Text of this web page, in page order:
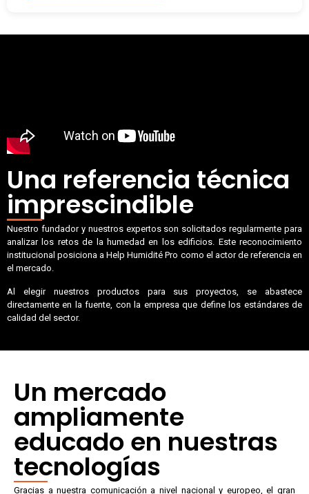
Una referencia técnica
imprescindible
Nuestro fundador y nuestros expertos son solicitados regularmente para
analizar los retos de la humedad en los edificios. Este reconocimiento
institucional posiciona a Help Humidité Pro como el actor de referencia en
el mercado.
Al elegir nuestros productos para sus proyectos, se abastece
directamente en la fuente, con la empresa que define los estándares de
calidad del sector.
Un mercado
ampliamente
educado en nuestras
tecnologías
Gracias a nuestra comunicación a nivel nacional y europeo, el gran